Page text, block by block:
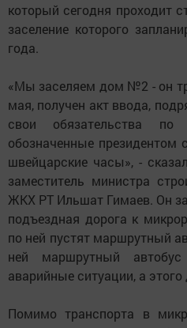
который сегодня проходит
заселение которого
года.
«Мы заселяем дом №2 - он
мая, получен акт ввода,
свои обязательства
обозначенные
швейцарские часы», -
заместитель министра
ЖКХ РТ Ильшат Гимаев. Он
подъездная дорога к
по ней пустят маршрутный
ней маршрутный
аварийные ситуации, а этого
Помимо транспорта в